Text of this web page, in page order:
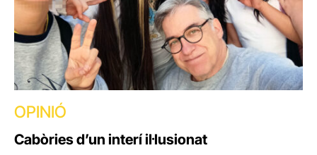
OPINIÓ
Cabòries d’un interí il·lusionat